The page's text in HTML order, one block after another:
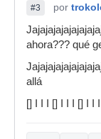
#3 por
ahora??? qué
allá
[] I I I [] I I I [] I I